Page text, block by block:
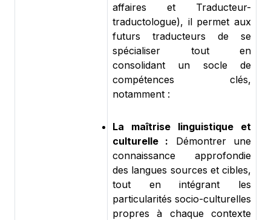
affaires et Traducteur-
traductologue), il permet aux
futurs traducteurs de se
spécialiser tout en
consolidant un socle de
compétences clés,
notamment :
La maîtrise linguistique et
culturelle : Démontrer une
connaissance approfondie
des langues sources et cibles,
tout en intégrant les
particularités socio-culturelles
propres à chaque contexte